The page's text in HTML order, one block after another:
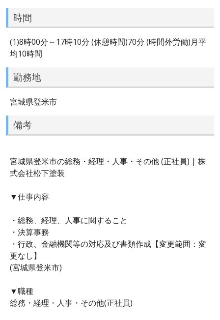
時間
(1)8時00分～17時10分 (休憩時間)70分 (時間外労働)月平
均10時間
勤務地
宮城県登米市
備考
宮城県登米市の総務・経理・人事・その他 (正社員) | 株
式会社松下塗装
▼仕事内容
・総務、経理、人事に関すること
・決算事務
・行政、金融機関等の対応及び書類作成【変更範囲：変
更なし】
(宮城県登米市)
▼職種
総務・経理・人事・その他(正社員)